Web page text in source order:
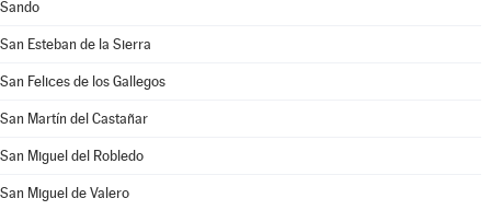
Sando
San Esteban de la Sierra
San Felices de los Gallegos
San Martín del Castañar
San Miguel del Robledo
San Miguel de Valero